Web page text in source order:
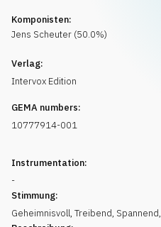
Komponisten:
Jens Scheuter (50.0%)
Verlag:
Intervox Edition
GEMA numbers:
10777914-001
Instrumentation:
-
Stimmung:
Geheimnisvoll, Treibend, Spannend,